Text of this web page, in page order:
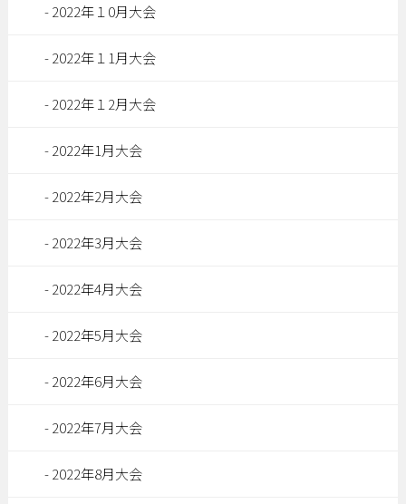
2022年１0月大会
2022年１1月大会
2022年１2月大会
2022年1月大会
2022年2月大会
2022年3月大会
2022年4月大会
2022年5月大会
2022年6月大会
2022年7月大会
2022年8月大会